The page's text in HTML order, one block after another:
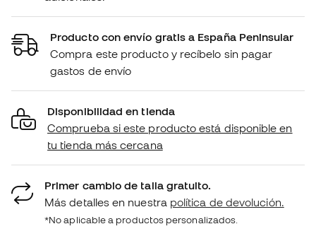
Producto con envío gratis a España Peninsular
Compra este producto y recíbelo sin pagar
gastos de envío
Disponibilidad en tienda
Comprueba si este producto está disponible en
tu tienda más cercana
Primer cambio de talla gratuito.
Más detalles en nuestra política de devolución.
*No aplicable a productos personalizados.